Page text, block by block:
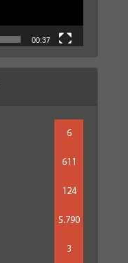
00:37
6
611
124
5.790
3